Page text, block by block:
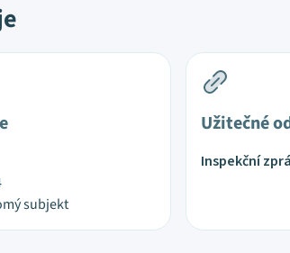
subjekt
Užitečné
Inspekční